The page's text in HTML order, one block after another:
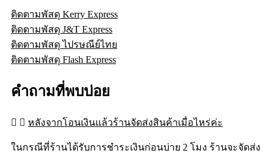
ติดตามพัสดุ Kerry Express
ติดตามพัสดุ J&T Express
ติดตามพัสดุ ไปรษณีย์ไทย
ติดตามพัสดุ Flash Express
คำถามที่พบบ่อย
หลังจากโอนเงินแล้วร้านจัดส่งสินค้าเมื่อไหร่ค่ะ
ในกรณีที่ร้านได้รับการชำระเงินก่อนบ่าย 2 โมง ร้านจะจัดส่ง